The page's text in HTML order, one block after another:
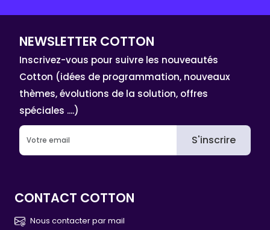
NEWSLETTER COTTON
Inscrivez-vous pour suivre les nouveautés
Cotton (idées de programmation, nouveaux
thèmes, évolutions de la solution, offres
spéciales ....)
S'inscrire
CONTACT COTTON
Nous contacter par mail